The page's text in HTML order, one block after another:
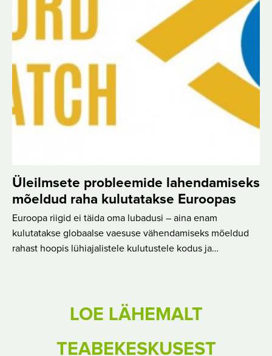
Üleilmsete probleemide lahendamiseks
mõeldud raha kulutatakse Euroopas
Euroopa riigid ei täida oma lubadusi – aina enam
kulutatakse globaalse vaesuse vähendamiseks mõeldud
rahast hoopis lühiajalistele kulutustele kodus ja…
LOE LÄHEMALT
TEABEKESKUSEST